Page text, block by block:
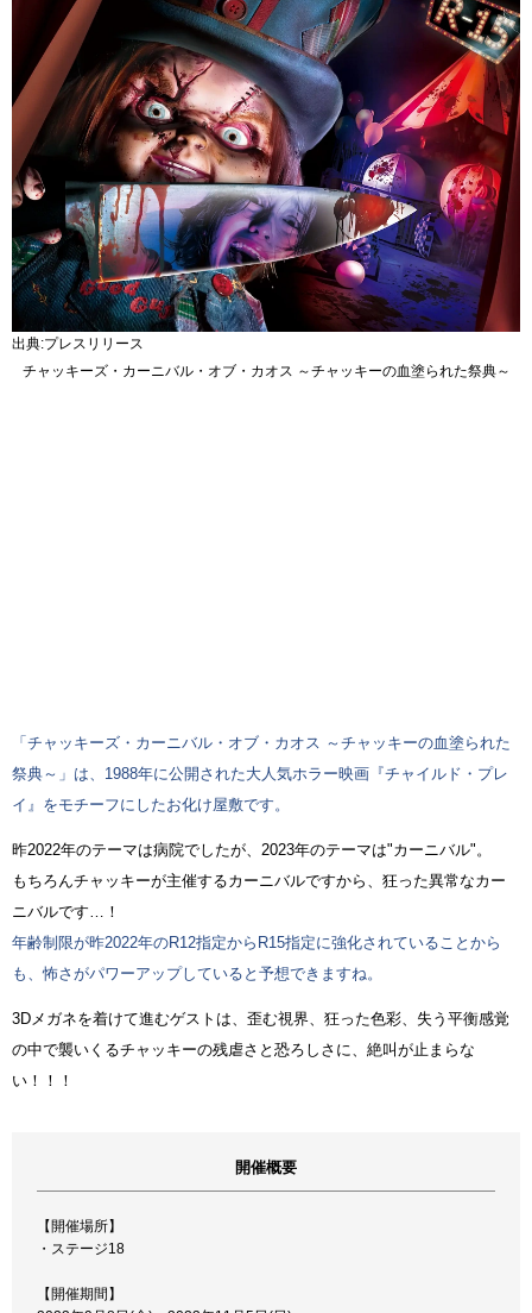
出典:プレスリリース
チャッキーズ・カーニバル・オブ・カオス ～チャッキーの血塗られた祭典～
「チャッキーズ・カーニバル・オブ・カオス ～チャッキーの血塗られた
祭典～」は、1988年に公開された大人気ホラー映画『チャイルド・プレ
イ』をモチーフにしたお化け屋敷です。
昨2022年のテーマは病院でしたが、2023年のテーマは"カーニバル"。
もちろんチャッキーが主催するカーニバルですから、狂った異常なカー
ニバルです…！
年齢制限が昨2022年のR12指定からR15指定に強化されていることから
も、怖さがパワーアップしていると予想できますね。
3Dメガネを着けて進むゲストは、歪む視界、狂った色彩、失う平衡感覚
の中で襲いくるチャッキーの残虐さと恐ろしさに、絶叫が止まらな
い！！！
開催概要
【開催場所】
・ステージ18
【開催期間】